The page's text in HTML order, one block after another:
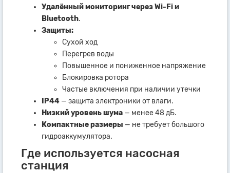
Удалённый мониторинг через Wi-Fi и
Bluetooth.
Защиты:
Сухой ход
Перегрев воды
Повышенное и пониженное напряжение
Блокировка ротора
Частые включения при наличии утечки
IP44 — защита электроники от влаги.
Низкий уровень шума — менее 48 дБ.
Компактные размеры — не требует большого
гидроаккумулятора.
Где используется насосная
станция